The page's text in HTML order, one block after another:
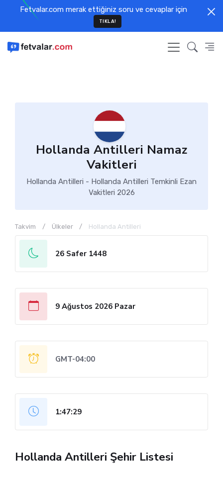
Fetvalar.com merak ettiğiniz soru ve cevaplar için
TIKLA!
Hollanda Antilleri Namaz
Vakitleri
Hollanda Antilleri - Hollanda Antilleri Temkinli Ezan
Vakitleri 2026
Takvim Ülkeler Hollanda Antilleri
26 Safer 1448
9 Ağustos 2026 Pazar
GMT-04:00
1:47:29
Hollanda Antilleri Şehir Listesi